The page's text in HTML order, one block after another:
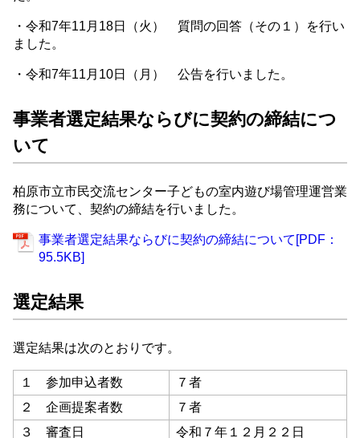
・令和7年11月18日（火） 質問の回答（その１）を行い
ました。
・令和7年11月10日（月） 公告を行いました。
事業者選定結果ならびに契約の締結につ
いて
柏原市立市民交流センター子どもの室内遊び場管理運営業
務について、契約の締結を行いました。
事業者選定結果ならびに契約の締結について[PDF：
95.5KB]
選定結果
選定結果は次のとおりです。
１ 参加申込者数
７者
２ 企画提案者数
７者
３ 審査日
令和７年１２月２２日